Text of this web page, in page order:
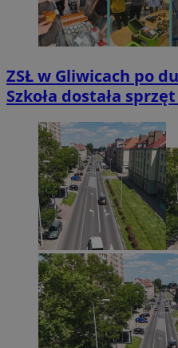
ZSŁ w Gliwicach po
Szkoła dostała